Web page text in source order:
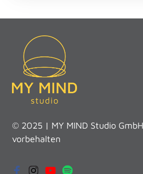
© 2025 | MY MIND Studio
vorbehalten